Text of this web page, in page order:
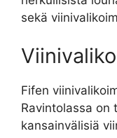
sekä
Fifen
Ravintolassa on
kansainvälisiä